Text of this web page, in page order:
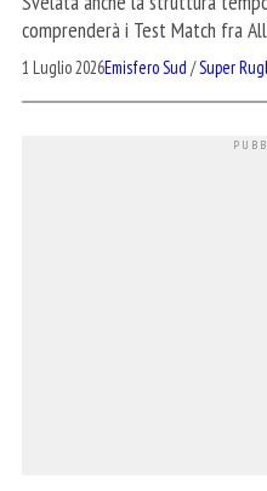
comprenderà i Test Match fra
1 Luglio 2026Emisfero Sud /Super